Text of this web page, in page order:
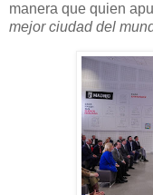
manera que quien
mejor ciudad del